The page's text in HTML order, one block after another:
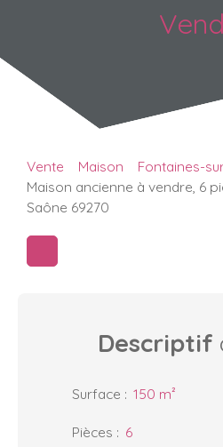
Vente Maison
Fontaines-
Maison ancienne à vendre, 6
Saône 69270
Descriptif
Surface : 150 m²
Pièces : 6